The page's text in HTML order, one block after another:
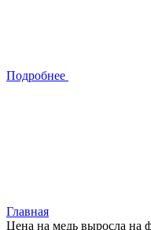
Подробнее
Главная
Цена на медь выросла на